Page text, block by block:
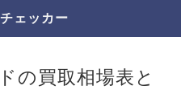
ェッカー
の買取相場表と